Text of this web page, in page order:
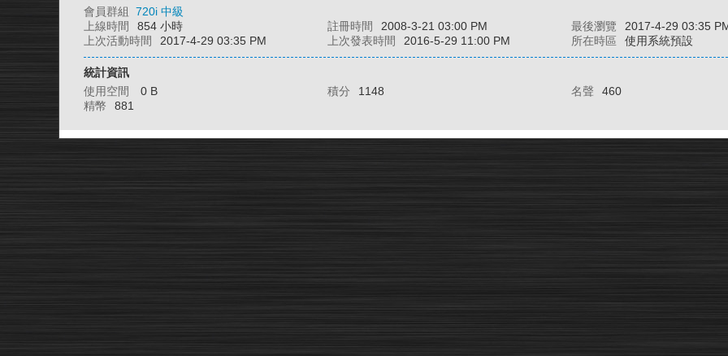
會員群組 720i 中級
上線時間
854 小時 註冊時間 2008-3-21 03:00 PM 最後瀏覽
2017-4-29 03:35
上次活動時間
2017-4-29 03:35 PM 上次發表時間 2016-5-29 11:00 PM 所在時區 使用系統預設
統計資訊
使用空間
0 B 積分 1148 名聲
460
精幣
881